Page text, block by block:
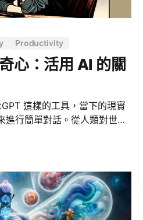
沒有 —— 他們大都住在合租
茨基曾抱怨，
Productivity
心：活用 AI 的關
這樣的工具，當下的現實
進行簡單對話。從人類對世界
人類的
此。業務部門經常抱怨研發部
，而研發部門則認為業務部門
困難。然而，可悲的事實卻